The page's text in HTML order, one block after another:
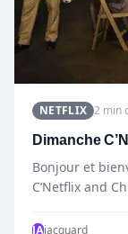
NETFLIX 2 min
Dimanche
Bonjour et
C’Netflix and
JAjacquard